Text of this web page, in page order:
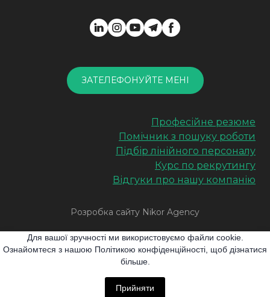
ЗАТЕЛЕФОНУЙТЕ МЕНІ
Професійне резюме
Помічник з пошуку роботи
Підбір лінійного персоналу
Курс по рекрутингу
Відгуки про нашу компанію
Розробка сайту Nikor Agency
Мапа сайту Блог
Всі права захищені. Перепублікація матеріалів можлива
виключно за умови розміщення активного
гіперпосилання на наш сайт.
Для вашої зручності ми використовуємо файли cookie.
Ознайомтеся з нашою Політикою конфіденційності, щоб дізнатися
більше.
Прийняти